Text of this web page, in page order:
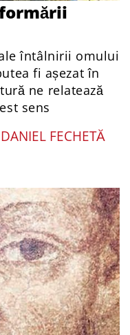
întâlnirii omului
fi așezat în
ne relatează
sens
FECHETĂ